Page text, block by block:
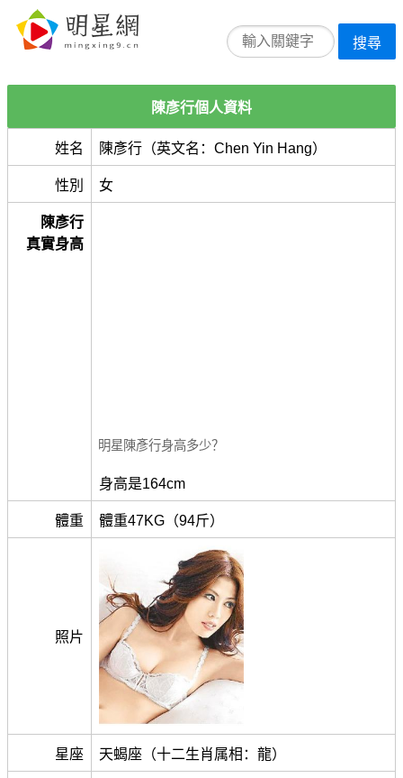
搜尋
陳彥行個人資料
姓名 陳彥行（英文名：Chen Yin Hang）
性別 女
陳彥行
真實身高
明星陳彥行身高多少？
身高是164cm
體重 體重47KG（94斤）
照片
星座 天蝎座（十二生肖属相：龍）